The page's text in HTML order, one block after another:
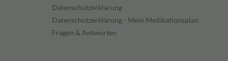
Datenschutzerklärung
Datenschutzerklärung - Mein Medikationsplan
Fragen & Antworten